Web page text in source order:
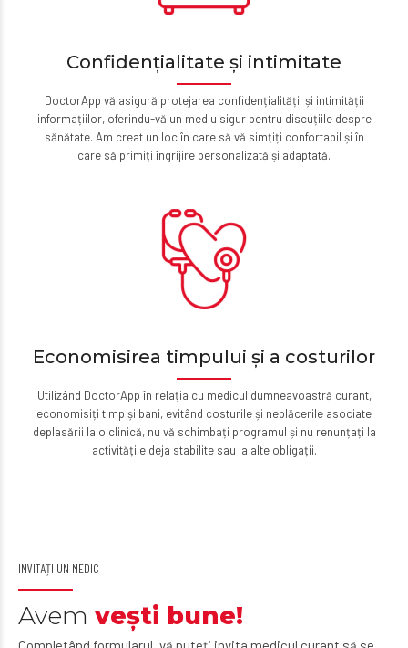
Confidențialitate și intimitate
DoctorApp vă asigură protejarea confidențialității și intimității
informațiilor, oferindu-vă un mediu sigur pentru discuțiile despre
sănătate. Am creat un loc în care să vă simțiți confortabil și în
care să primiți îngrijire personalizată și adaptată.
Economisirea timpului și a costurilor
Utilizând DoctorApp în relația cu medicul dumneavoastră curant,
economisiți timp și bani, evitând costurile și neplăcerile asociate
deplasării la o clinică, nu vă schimbați programul și nu renunțați la
activitățile deja stabilite sau la alte obligații.
INVITAȚI UN MEDIC
Avemvești bune!